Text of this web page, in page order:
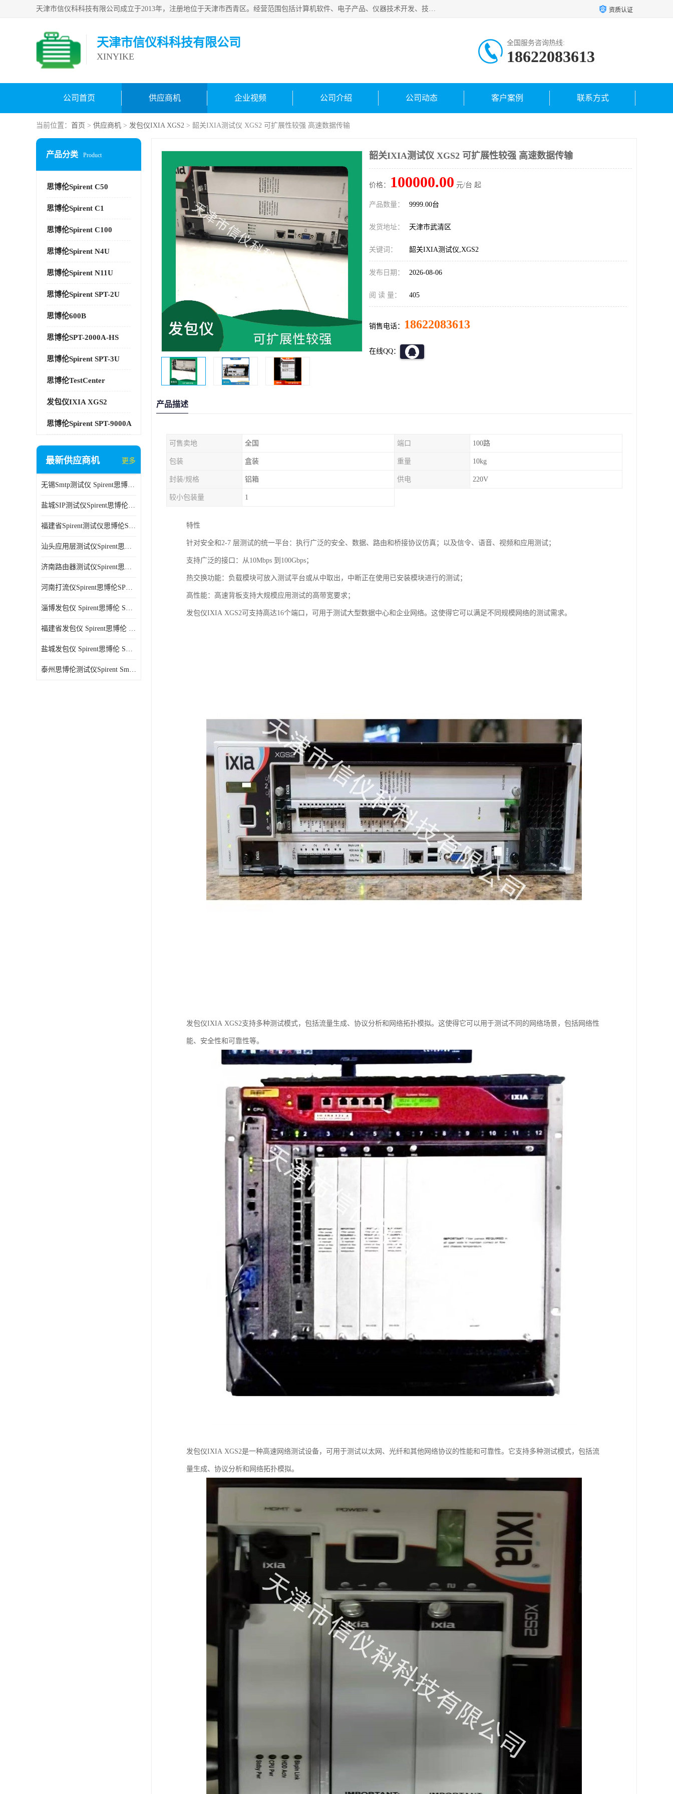
天津市信仪科科技有限公司成立于2013年，注册地位于天津市西青区。经营范围包括计算机软件、电子产品、仪器技术开发、技术转让、技术咨询、技术服务、网络工程、电子监控工程安装等；主要产品有：网络流量测试仪、Ixia XM2、XM12、XGS2、XGS12、400T、1600T、X16网络协议分析仪，Agilent N2X 等等各种型号，欢迎来电咨询。 资质认证
天津市信仪科科技有限公司
XINYIKE
全国服务咨询热线:
18622083613
公司首页 供应商机 企业视频 公司介绍 公司动态 客户案例 联系方式
当前位置： 首页 > 供应商机 > 发包仪IXIA XGS2 > 韶关IXIA测试仪 XGS2 可扩展性较强 高速数据传输
产品分类 Product
思博伦Spirent C50
思博伦Spirent C1
思博伦Spirent C100
思博伦Spirent N4U
思博伦Spirent N11U
思博伦Spirent SPT-2U
思博伦600B
思博伦SPT-2000A-HS
思博伦Spirent SPT-3U
思博伦TestCenter
发包仪IXIA XGS2
思博伦Spirent SPT-9000A
最新供应商机 更多
无锡Smtp测试仪 Spirent思博伦 C100 方便用户进行测试
盐城SIP测试仪Spirent思博伦SPT-2U 可扩展性较强 高速数据传输
福建省Spirent测试仪思博伦SPT-2U 能够快速上手 方便用户进行测试
汕头应用层测试仪Spirent思博伦SPT-2U 提高测试效率 适用于多种行业
济南路由器测试仪Spirent思博伦SPT-2U 用户界面友好 多种测试功能
河南打流仪Spirent思博伦SPT-2U 操作简单 灵活的测试方案
淄博发包仪 Spirent思博伦 SmartBits 600B 高速数据传输
福建省发包仪 Spirent思博伦 SmartBits 600B 可以支持多种通信技术
盐城发包仪 Spirent思博伦 SmartBits 600B 可配置多个单端测试模块
泰州思博伦测试仪Spirent SmartBits 600B 灵活的测试方案
韶关IXIA测试仪 XGS2 可扩展性较强 高速数据传输
价格： 100000.00 元/台 起
产品数量： 9999.00台
发货地址： 天津市武清区
关键词： 韶关IXIA测试仪,XGS2
发布日期： 2026-08-06
阅 读 量： 405
销售电话： 18622083613
在线QQ：
产品描述
可售卖地 全国 端口 100路
包装 盒装 重量 10kg
封装/规格 铝箱 供电 220V
较小包装量 1
特性
针对安全和2-7 层测试的统一平台：执行广泛的安全、数据、路由和桥接协议仿真；以及信令、语音、视频和应用测试；
支持广泛的接口：从10Mbps 到100Gbps；
热交换功能：负载模块可放入测试平台或从中取出，中断正在使用已安装模块进行的测试；
高性能：高速背板支持大规模应用测试的高带宽要求；
发包仪IXIA XGS2可支持高达16个端口，可用于测试大型数据中心和企业网络。这使得它可以满足不同规模网络的测试需求。
发包仪IXIA XGS2支持多种测试模式，包括流量生成、协议分析和网络拓扑模拟。这使得它可以用于测试不同的网络场景，包括网络性
能、安全性和可靠性等。
发包仪IXIA XGS2是一种高速网络测试设备，可用于测试以太网、光纤和其他网络协议的性能和可靠性。它支持多种测试模式，包括流
量生成、协议分析和网络拓扑模拟。